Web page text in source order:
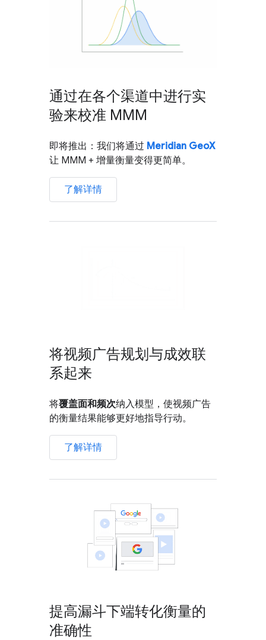
通过在各个渠道中进行实
验来校准 MMM
即将推出：我们将通过 Meridian GeoX
让 MMM + 增量衡量变得更简单。
了解详情
将视频广告规划与成效联
系起来
将覆盖面和频次纳入模型，使视频广告
的衡量结果能够更好地指导行动。
了解详情
提高漏斗下端转化衡量的
准确性